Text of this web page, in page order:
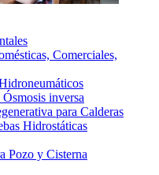
Comerciales,
inversa
para Calderas
Hidrostáticas
Pozo y Cisterna